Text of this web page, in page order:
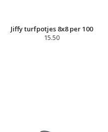
Jiffy turfpotjes 8x8 per 100
15.50